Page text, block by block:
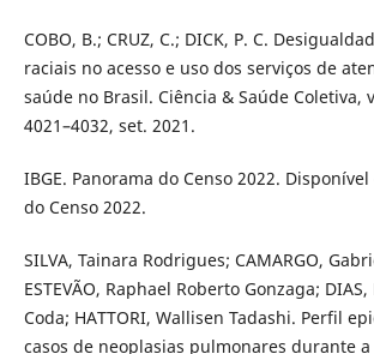
COBO, B.; CRUZ, C.; DICK, P. C.
raciais no acesso e uso dos serviços de
saúde no Brasil. Ciência & Saúde Coletiva,
4021–4032, set. 2021.
IBGE. Panorama do Censo 2022.
do Censo 2022.
SILVA, Tainara Rodrigues; CAMARGO,
ESTEVÃO, Raphael Roberto Gonzaga;
Coda; HATTORI, Wallisen Tadashi. Perfil
casos de neoplasias pulmonares durante